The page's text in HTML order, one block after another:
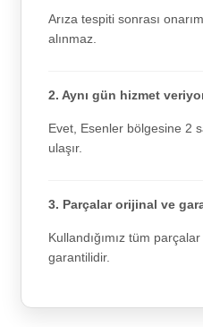
Arıza tespiti sonrası
alınmaz.
2. Aynı gün hizmet
Evet, Esenler bölgesine 2
ulaşır.
3. Parçalar orijinal ve
Kullandığımız tüm
garantilidir.